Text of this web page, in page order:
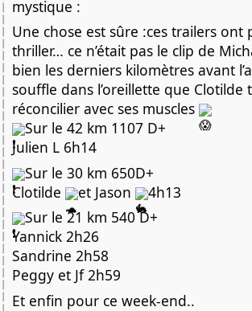
mystique :
Une chose est sûre :ces trailers ont
thriller… ce n’était pas le clip de
bien les derniers kilomètres avant
souffle dans l’oreillette que Clotilde
réconcilier avec ses muscles
Sur le 42 km 1107 D+
Julien L 6h14
Sur le 30 km 650D+
Clotilde
et Jason
4h13
Sur le 21 km 540 D+
Yannick 2h26
Sandrine 2h58
Peggy et Jf 2h59
Et enfin pour ce week-end..